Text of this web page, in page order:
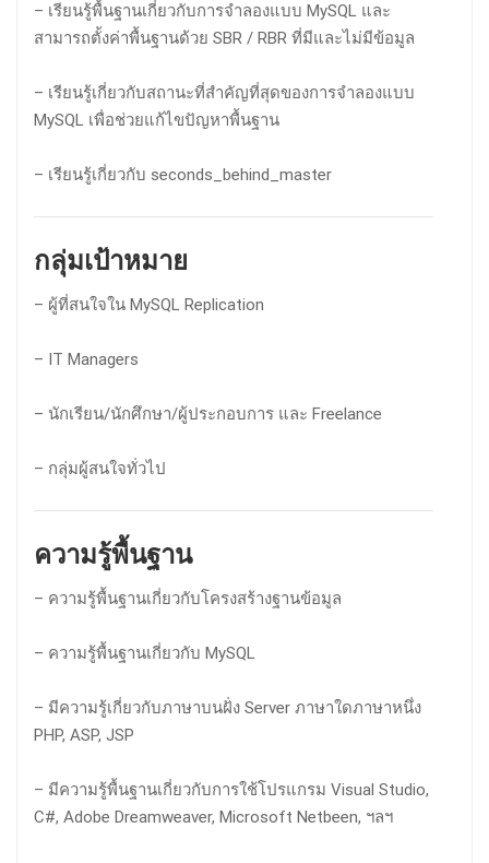
– เรียนรู้พื้นฐานเกี่ยวกับการจำลองแบบ MySQL และ
สามารถตั้งค่าพื้นฐานด้วย SBR / RBR ที่มีและไม่มีข้อมูล
– เรียนรู้เกี่ยวกับสถานะที่สำคัญที่สุดของการจำลองแบบ
MySQL เพื่อช่วยแก้ไขปัญหาพื้นฐาน
– เรียนรู้เกี่ยวกับ seconds_behind_master
กลุ่มเป้าหมาย
– ผู้ที่สนใจใน MySQL Replication
– IT Managers
– นักเรียน/นักศึกษา/ผู้ประกอบการ และ Freelance
– กลุ่มผู้สนใจทั่วไป
ความรู้พื้นฐาน
– ความรู้พื้นฐานเกี่ยวกับโครงสร้างฐานข้อมูล
– ความรู้พื้นฐานเกี่ยวกับ MySQL
– มีความรู้เกี่ยวกับภาษาบนฝั่ง Server ภาษาใดภาษาหนึ่ง
PHP, ASP, JSP
– มีความรู้พื้นฐานเกี่ยวกับการใช้โปรแกรม Visual Studio,
C#, Adobe Dreamweaver, Microsoft Netbeen, ฯลฯ